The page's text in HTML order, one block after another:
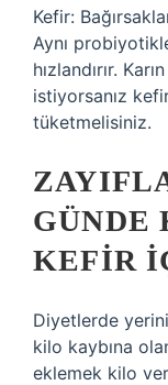
Kefir:
Aynı
hızlandırır.
istiyorsanız
tüketmelisiniz.
GÜNDE
KEFIR
Diyetlerde
kilo kaybına
eklemek kilo